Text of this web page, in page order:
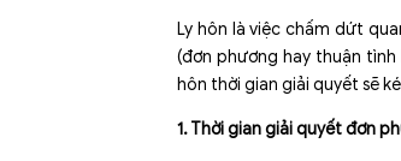
Ly hôn là việc chấm dứt
(đơn phương hay thuận
hôn thời gian giải quyết sẽ
1. Thời gian giải quyết đơn